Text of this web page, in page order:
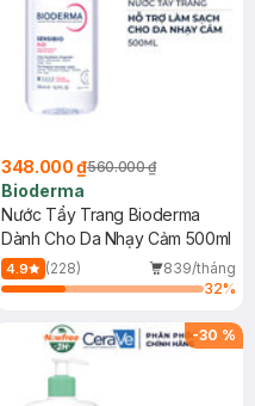
348.000 ₫560.000 ₫
Bioderma
Nước Tẩy Trang Bioderma
Dành Cho Da Nhạy Cảm 500ml
4.9 (228)
839/tháng
32%
-30 %